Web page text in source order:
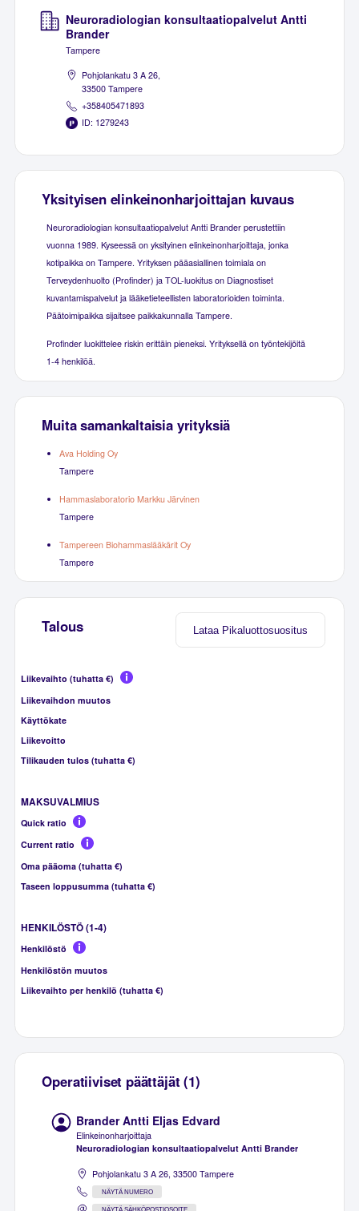
Neuroradiologian konsultaatiopalvelut Antti
Brander
Tampere
Pohjolankatu 3 A 26,
33500 Tampere
+358405471893
ID: 1279243
Yksityisen elinkeinonharjoittajan kuvaus
Neuroradiologian konsultaatiopalvelut Antti Brander perustettiin
vuonna 1989. Kyseessä on yksityinen elinkeinonharjoittaja, jonka
kotipaikka on Tampere. Yrityksen pääasiallinen toimiala on
Terveydenhuolto (Profinder) ja TOL-luokitus on Diagnostiset
kuvantamispalvelut ja lääketieteellisten laboratorioiden toiminta.
Päätoimipaikka sijaitsee paikkakunnalla Tampere.
Profinder luokittelee riskin erittäin pieneksi. Yrityksellä on työntekijöitä
1-4 henkilöä.
Muita samankaltaisia yrityksiä
Ava Holding Oy
Tampere
Hammaslaboratorio Markku Järvinen
Tampere
Tampereen Biohammaslääkärit Oy
Tampere
Lataa Pikaluottosuositus
Talous
Liikevaihto (tuhatta €)
Liikevaihdon muutos
Käyttökate
Liikevoitto
Tilikauden tulos (tuhatta €)
MAKSUVALMIUS
Quick ratio
Current ratio
Oma pääoma (tuhatta €)
Taseen loppusumma (tuhatta €)
HENKILÖSTÖ (1-4)
Henkilöstö
Henkilöstön muutos
Liikevaihto per henkilö (tuhatta €)
Operatiiviset päättäjät (1)
Brander Antti Eljas Edvard
Elinkeinonharjoittaja
Neuroradiologian konsultaatiopalvelut Antti Brander
Pohjolankatu 3 A 26, 33500 Tampere
NÄYTÄ NUMERO